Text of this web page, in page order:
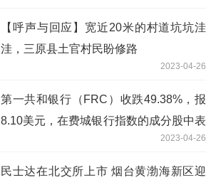
【呼声与回应】宽近20米的村道坑坑洼
洼，三原县土官村民盼修路
2023-04-26
第一共和银行（FRC）收跌49.38%，报
8.10美元，在费城银行指数的成分股中表
2023-04-26
民士达在北交所上市 烟台黄渤海新区迎